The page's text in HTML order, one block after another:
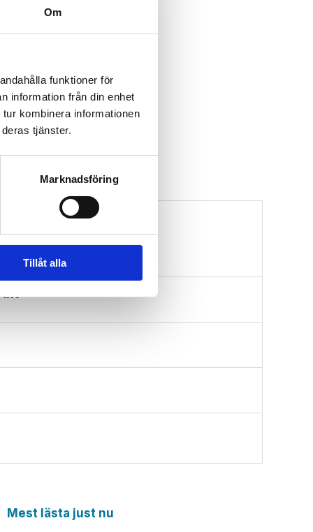
Om
funktioner för
information från din enhet
kombinera informationen
tjänster.
Marknadsföring
Tillåt alla
Mest lästa just nu